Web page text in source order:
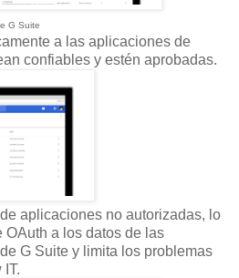
G Suite
a las aplicaciones de
confiables y estén aprobadas.
aplicaciones no autorizadas, lo
OAuth a los datos de las
G Suite y limita los problemas